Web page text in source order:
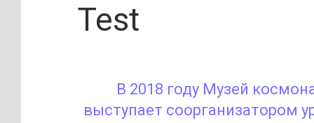
Test
В 2018 году Музей
выступает соорганизатором